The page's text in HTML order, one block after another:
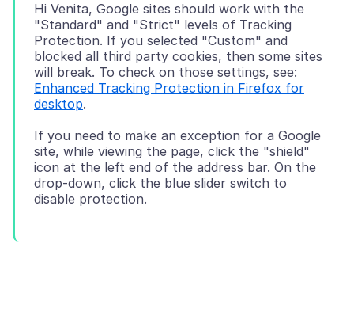
Hi Venita, Google sites should work with the
"Standard" and "Strict" levels of Tracking
Protection. If you selected "Custom" and
blocked all third party cookies, then some sites
will break. To check on those settings, see:
Enhanced Tracking Protection in Firefox for
desktop
If you need to make an exception for a Google
site, while viewing the page, click the "shield"
icon at the left end of the address bar. On the
drop-down, click the blue slider switch to